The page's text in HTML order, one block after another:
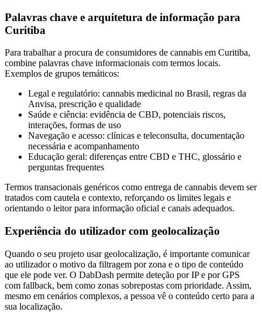
Palavras chave e arquitetura de informação para
Curitiba
Para trabalhar a procura de consumidores de cannabis em Curitiba,
combine palavras chave informacionais com termos locais.
Exemplos de grupos temáticos:
Legal e regulatório: cannabis medicinal no Brasil, regras da
Anvisa, prescrição e qualidade
Saúde e ciência: evidência de CBD, potenciais riscos,
interações, formas de uso
Navegação e acesso: clínicas e teleconsulta, documentação
necessária e acompanhamento
Educação geral: diferenças entre CBD e THC, glossário e
perguntas frequentes
Termos transacionais genéricos como entrega de cannabis devem ser
tratados com cautela e contexto, reforçando os limites legais e
orientando o leitor para informação oficial e canais adequados.
Experiência do utilizador com geolocalização
Quando o seu projeto usar geolocalização, é importante comunicar
ao utilizador o motivo da filtragem por zona e o tipo de conteúdo
que ele pode ver. O DabDash permite deteção por IP e por GPS
com fallback, bem como zonas sobrepostas com prioridade. Assim,
mesmo em cenários complexos, a pessoa vê o conteúdo certo para a
sua localização.